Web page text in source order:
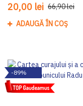
20,00 lei 66,90 lei
ADAUGĂ ÎN COȘ
-89%